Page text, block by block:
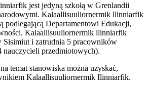
jest jedyną szkołą w Grenlandii
Kalaallisuuliornermik llinniarfik
podlegającą Departamentowi Edukacji,
Kalaallisuuliornermik llinniarfik
Sisimiut i zatrudnia 5 pracowników
przedmiotowych).
temat stanowiska można uzyskać,
Kalaallisuuliornermik Ilinniarfik.